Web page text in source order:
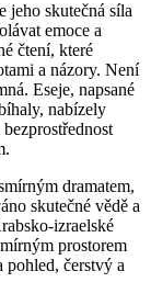
jeho skutečná síla
emoce a
čtení, které
a názory. Není
Eseje, napsané
nabízely
dramatem,
skutečné vědě a
izraelské
prostorem
pohled, čerstvý a